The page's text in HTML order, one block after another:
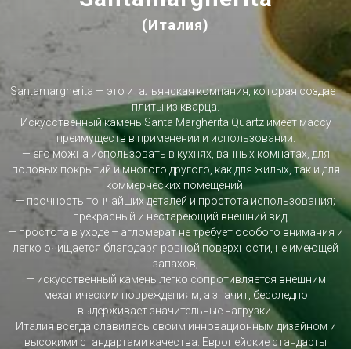
(Италия)
Santamargherita — это итальянская компания, которая создает
плиты из кварца.
Искусственный камень Santa Margherita Quartz имеет массу
преимуществ в применении и использовании:
— его можна использовать в кухнях, ванных комнатах, для
половых покрытий и многого другого, как для жилых, так и для
коммерческих помещений.
— прочность тончайших деталей и простота использования;
— прекрасный и нестареющий внешний вид;
— простота в уходе – агломерат не требует особого внимания и
легко очищается благодаря ровной поверхности, не имеющей
запахов;
— искусственный камень легко сопротивляется внешним
механическим повреждениям, а значит, бесследно
выдерживает значительные нагрузки.
Италия всегда славилась своим инновационным дизайном и
высокими стандартами качества. Европейские стандарты